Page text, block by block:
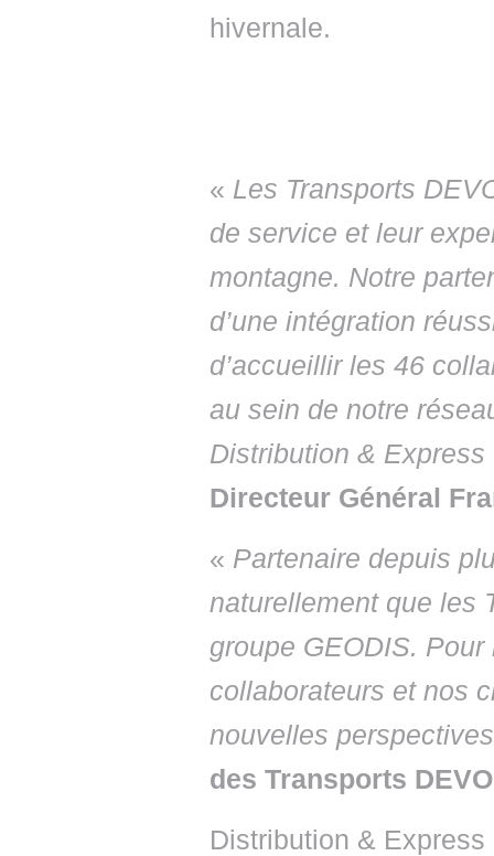
hivernale.
« Les Transports
de service et leur
montagne. Notre
d’une intégration
d’accueillir les 46
au sein de notre
Distribution & Express
Directeur Général
« Partenaire depuis
naturellement que les
groupe GEODIS.
collaborateurs et nos
nouvelles perspectives
des Transports
Distribution &